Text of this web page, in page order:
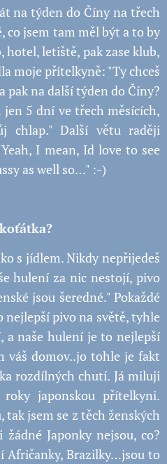
na týden do Číny na třech
co jsem tam měl být a to by
letiště, pak zase klub,
moje přítelkyně: "Ty chceš
pak na další týden do Číny?
5 dní ve třech měsících,
chlap." Další větu raději
I mean, Id love to see
as well so…" :-)
s jídlem. Nikdy nepřijedeš
hulení za nic nestojí, pivo
jsou šeredné." Pokaždé
nejlepší pivo na světě, tyhle
a naše hulení je to nejlepší
váš domov..jo tohle je fakt
rozdílných chutí. Já miluji
japonskou přítelkyni.
tak jsem se z těch ženských
Japonky nejsou, co?
Afričanky, Brazilky…jsou to